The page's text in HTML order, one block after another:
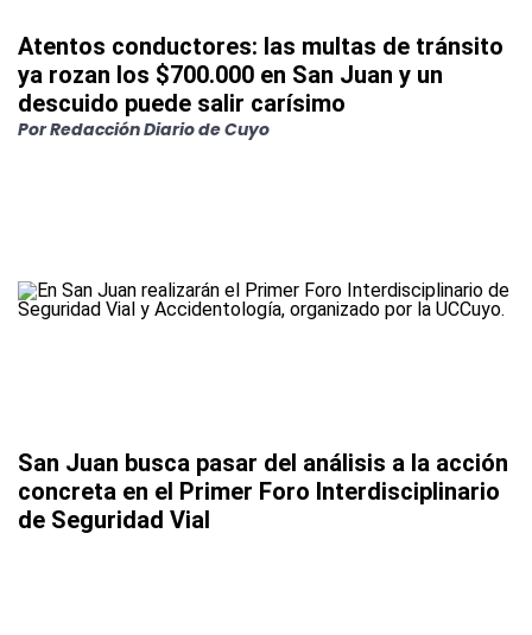
Atentos conductores: las multas de tránsito
ya rozan los $700.000 en San Juan y un
descuido puede salir carísimo
Por Redacción Diario de Cuyo
San Juan busca pasar del análisis a la acción
concreta en el Primer Foro Interdisciplinario
de Seguridad Vial